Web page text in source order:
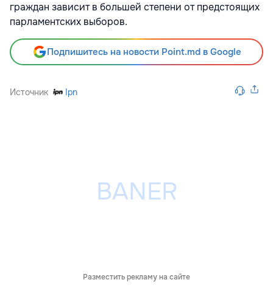
граждан зависит в большей степени от предстоящих
парламентских выборов.
Подпишитесь на новости Point.md в Google
Источник Ipn
Разместить рекламу на сайте